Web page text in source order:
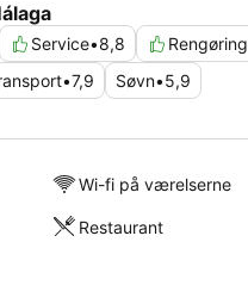
Service•8,8 Rengøring
•7,9 Søvn•5,9
Wi-fi på værelserne
Restaurant